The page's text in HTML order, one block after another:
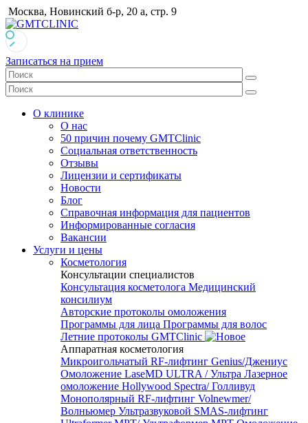
Москва, Новинский б-р, 20 а, стр. 9
Записаться на прием
О клинике
О нас
50 причин почему GMTClinic
Социальная ответственность
Отзывы
Лицензии и сертификаты
Новости
Блог
Справочная информация для пациентов
Информированные согласия
Вакансии
Услуги и цены
Косметология
Консультации специалистов
Консультация косметолога Медицинский
консилиум
Авторские протоколы омоложения
Программы для лица Программы для волос
Летние протоколы GMTClinic
Аппаратная косметология
Микроигольчатый RF-лифтинг Genius/Джениус
Омоложение LaseMD ULTRA / Ультра Лазерное
омоложение Hollywood Spectra/ Голливуд
Монополярный RF-лифтинг Volnewmer/
Волньюмер Ультразвуковой SMAS-лифтинг